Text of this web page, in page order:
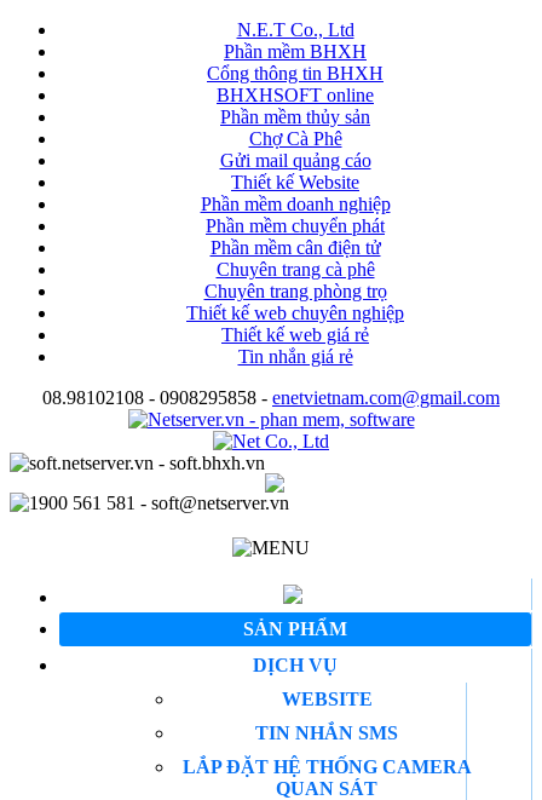
N.E.T Co., Ltd
Phần mềm BHXH
Cổng thông tin BHXH
BHXHSOFT online
Phần mềm thủy sản
Chợ Cà Phê
Gửi mail quảng cáo
Thiết kế Website
Phần mềm doanh nghiệp
Phần mềm chuyển phát
Phần mềm cân điện tử
Chuyên trang cà phê
Chuyên trang phòng trọ
Thiết kế web chuyên nghiệp
Thiết kế web giá rẻ
Tin nhắn giá rẻ
08.98102108 - 0908295858 - enetvietnam.com@gmail.com
SẢN PHẨM
DỊCH VỤ
WEBSITE
TIN NHẮN SMS
LẮP ĐẶT HỆ THỐNG CAMERA
QUAN SÁT